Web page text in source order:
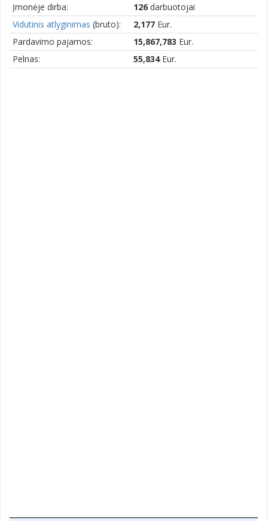
Įmonėje dirba:
126 darbuotojai
Vidutinis atlyginimas (bruto): 2,177 Eur.
Pardavimo pajamos:
15,867,783 Eur.
Pelnas:
55,834Eur.